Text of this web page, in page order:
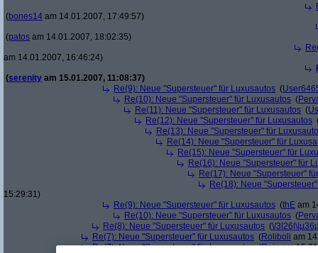
(bones14 am 14.01.2007, 17:49:57)
(patos am 14.01.2007, 18:02:35)
am 14.01.2007, 16:46:24)
(serenity am 15.01.2007, 11:08:37)
Re(9): Neue "Supersteuer" für Luxusautos (
Re(10): Neue "Supersteuer" für Luxusautos (
Re(11): Neue "Supersteuer" für Luxusautos (
Re(12): Neue "Supersteuer" für Luxusautos
Re(13): Neue "Supersteuer" für
Re(14): Neue "Supersteuer" für
Re(15): Neue "Supersteuer" für
Re(16): Neue "Supersteuer" für
Re(17): Neue "Supersteuer"
Re(18): Neue
15:29:31)
Re(9): Neue "Supersteuer" für Luxusautos (thE am
Re(10): Neue "Supersteuer" für Luxusautos (
Re(8): Neue "Supersteuer" für Luxusautos (\/
Re(7): Neue "Supersteuer" für Luxusautos (Roliboli am
Re(7): Neue "Supersteuer" für Luxusautos(Rainam